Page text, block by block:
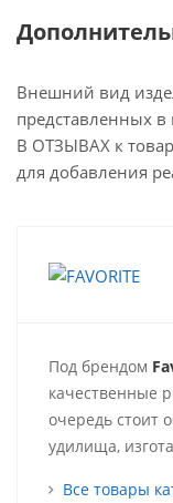
Внешний вид
представленных в
В ОТЗЫВАХ к
для добавления
Под брендом
качественные
очередь стоит
удилища,
Все товары